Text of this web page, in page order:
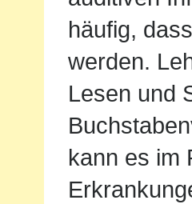
häufig,
werden.
Lesen und
kann es im